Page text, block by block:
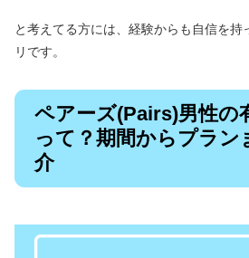
と考えてる方には、経験からも自信を持
リです。
ペアーズ(Pairs)男性の
って？期間からプラン
介